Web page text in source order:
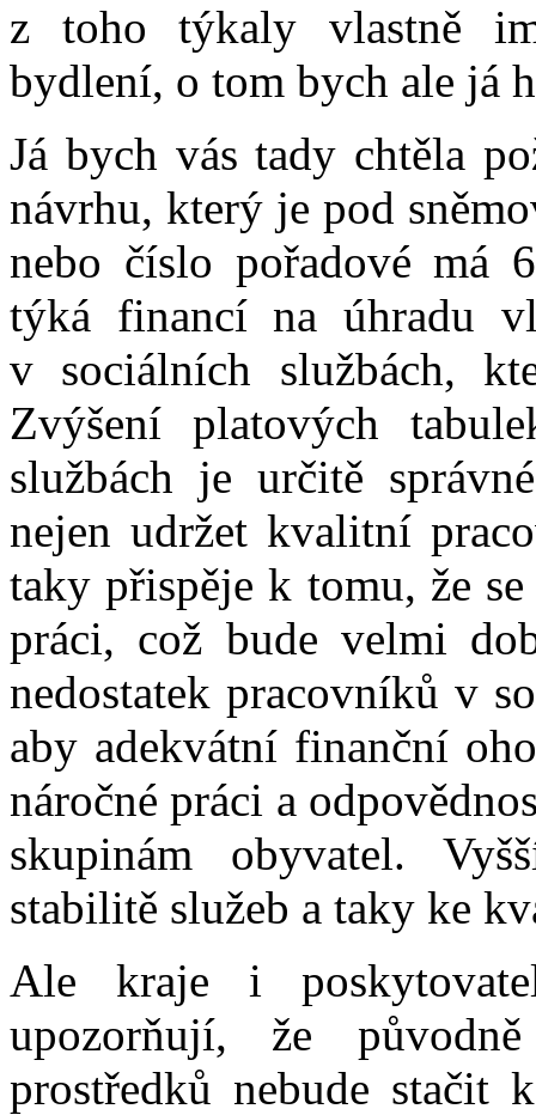
z toho týkaly vlastně
bydlení, o tom bych ale já
Já bych vás tady chtěla
návrhu, který je pod
nebo číslo pořadové má
týká financí na úhradu
v sociálních službách,
Zvýšení platových
službách je určitě
nejen udržet kvalitní
taky přispěje k tomu, že
práci, což bude velmi
nedostatek pracovníků v
aby adekvátní finanční
náročné práci a
skupinám obyvatel.
stabilitě služeb a taky ke
Ale kraje i
upozorňují, že
prostředků nebude stačit